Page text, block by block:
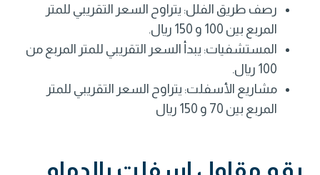
رصف طريق الفلل: يتراوح السعر التقريبي للمتر
المربع بين 100 و 150 ريال.
المستشفيات: يبدأ السعر التقريبي للمتر المربع من
100 ريال.
مشاريع الأسفلت: يتراوح السعر التقريبي للمتر
المربع بين 70 و 150 ريال
رقم مقاول اسفلت بالدمام